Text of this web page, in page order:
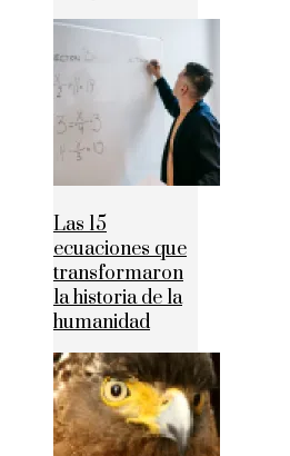
Las 15
ecuaciones que
transformaron
la historia de la
humanidad